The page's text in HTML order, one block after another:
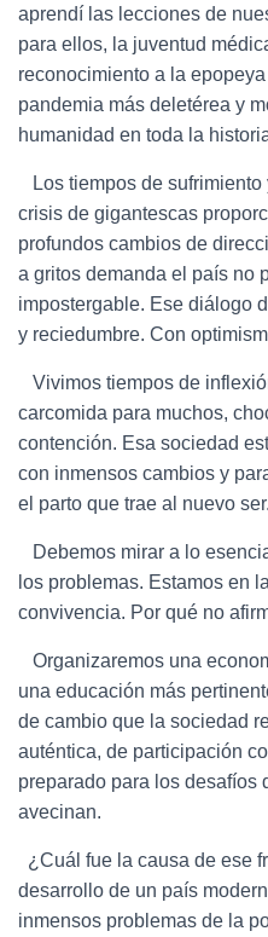
aprendí las lecciones de
para ellos, la juventud
reconocimiento a la
pandemia más deletérea y
humanidad en toda la
Los tiempos de sufrimiento
crisis de gigantescas
profundos cambios de
a gritos demanda el país no
impostergable. Ese diálogo
y reciedumbre. Con
Vivimos tiempos de
carcomida para muchos,
contención. Esa sociedad
con inmensos cambios y
el parto que trae al nuevo ser.
Debemos mirar a lo
los problemas. Estamos en
convivencia. Por qué no
Organizaremos una
una educación más
de cambio que la sociedad
auténtica, de participación
preparado para los desafíos
avecinan.
¿Cuál fue la causa de ese
desarrollo de un país
inmensos problemas de la